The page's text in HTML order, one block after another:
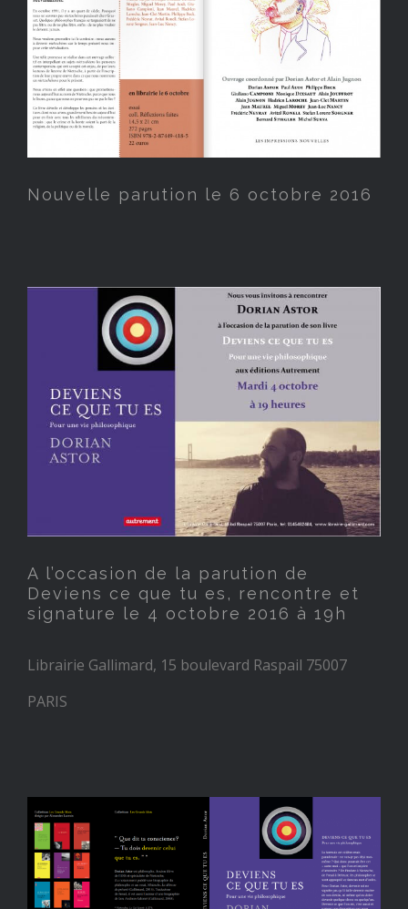
Nouvelle parution le 6
octobre 2016
Nouvelle parution le 6 octobre 2016
A l’occasion de la parution
de Deviens ce que tu es,
rencontre et signature le 4
octobre 2016 à 19h
A l’occasion de la parution de
Deviens ce que tu es, rencontre et
signature le 4 octobre 2016 à 19h
Librairie Gallimard, 15 boulevard Raspail 75007
PARIS
Nouvelle parution le 28